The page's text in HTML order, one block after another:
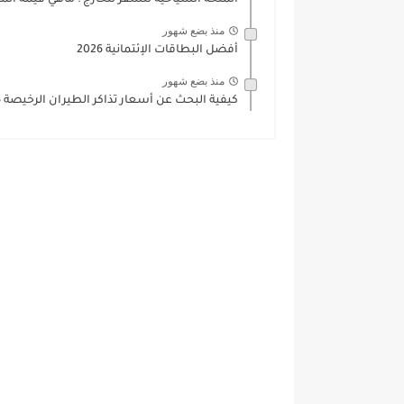
منذ بضع شهور
أفضل البطاقات الإئتمانية 2026
منذ بضع شهور
كيفية البحث عن أسعار تذاكر الطيران الرخيصة 2026